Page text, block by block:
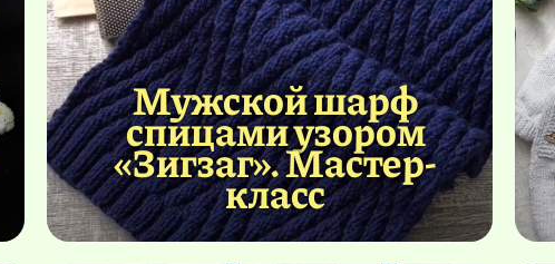
Мужской шарф
спицами узором
«Зигзаг». Мастер-
класс